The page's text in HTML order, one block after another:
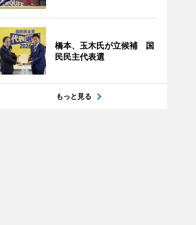
橋本、玉木氏が立候補 国
民民主代表選
もっと見る